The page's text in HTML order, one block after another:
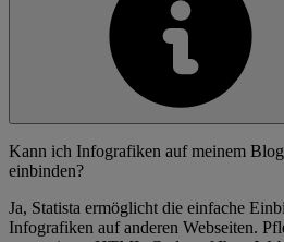
Kann ich Infografiken auf meinem
einbinden?
Ja, Statista ermöglicht die einfache
Infografiken auf anderen Webseiten.